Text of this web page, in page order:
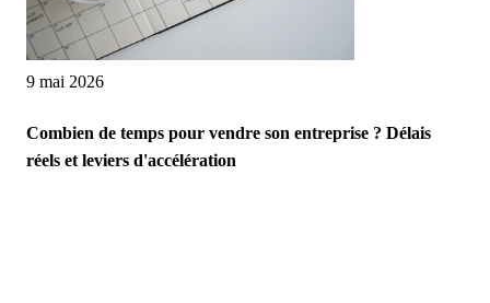
9 mai 2026
Combien de temps pour vendre son entreprise ? Délais
réels et leviers d'accélération